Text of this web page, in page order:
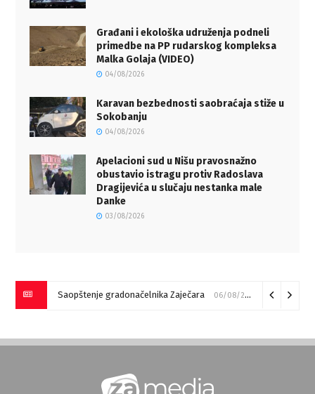
Građani i ekološka udruženja podneli
primedbe na PP rudarskog kompleksa
Malka Golaja (VIDEO)
04/08/2026
Karavan bezbednosti saobraćaja stiže u
Sokobanju
04/08/2026
Apelacioni sud u Nišu pravosnažno
obustavio istragu protiv Radoslava
Dragijevića u slučaju nestanka male
Danke
03/08/2026
Saopštenje gradonačelnika Zaječara 06/08/2026